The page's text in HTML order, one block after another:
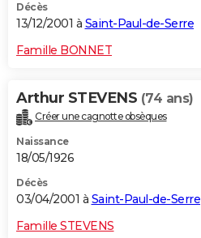
Décès
13/12/2001 à Saint-Paul-de-Serre
Famille BONNET
Arthur STEVENS (74 ans)
Créer une cagnotte obsèques
Naissance
18/05/1926
Décès
03/04/2001 à Saint-Paul-de-Serre
Famille STEVENS